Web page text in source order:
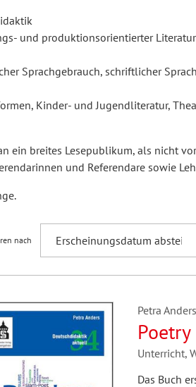
Soziale Arbeit
JoSch
Seminar
Zeitschrift für
Fremdsprachenforschung
und produktionsorientierter
Sprachgebrauch, schriftlicher
Kinder- und Jugendliteratur,
ein breites Lesepublikum, als nicht
und Referendare sowie
nach
Petra Anders
Unterricht,
Das Buch